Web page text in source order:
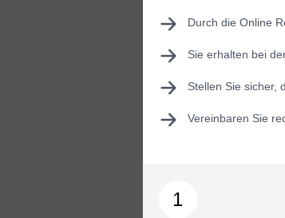
Durch die Online
Sie erhalten bei
Stellen Sie sicher,
Vereinbaren Sie
1